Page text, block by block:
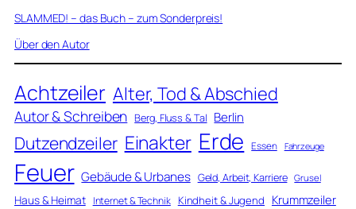
SLAMMED! – das Buch – zum Sonderpreis!
Über den Autor
Achtzeiler Alter, Tod & Abschied
Autor & Schreiben Berg, Fluss & Tal Berlin
Dutzendzeiler Einakter Erde Essen Fahrzeuge
Feuer Gebäude & Urbanes Geld, Arbeit, Karriere Grusel
Haus & Heimat Internet & Technik Kindheit & Jugend Krummzeiler